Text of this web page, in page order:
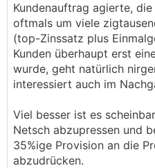
Kundenauftrag agierte,
oftmals um viele
(top-Zinssatz plus
Kunden überhaupt erst
wurde, geht natürlich
interessiert auch im
Viel besser ist es
Netsch abzupressen und
35%ige Provision an die
abzudrücken.